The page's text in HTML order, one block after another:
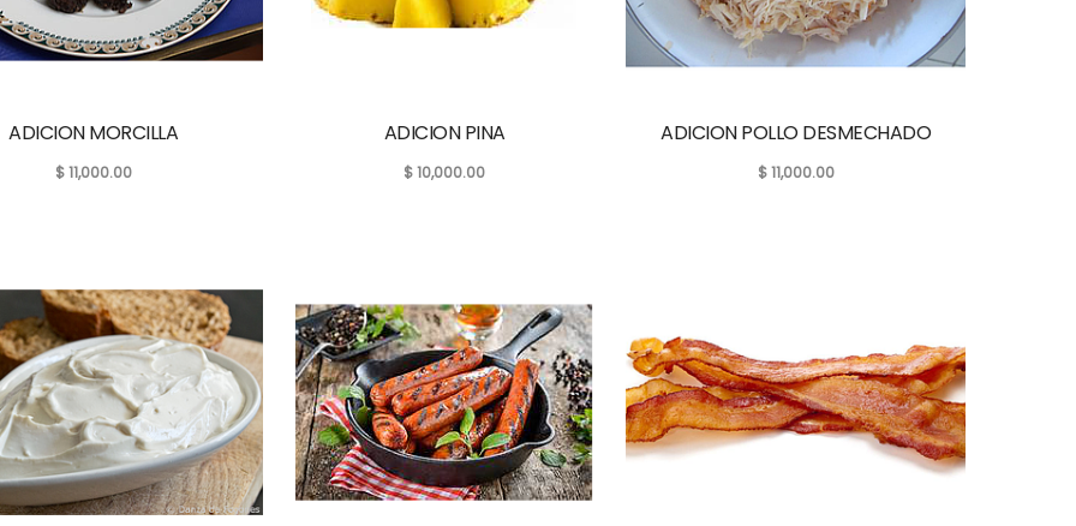
ADICION MORCILLA
$11,000.00
ADICION PINA
$10,000.00
ADICION POLLO DESMECHADO
$11,000.00